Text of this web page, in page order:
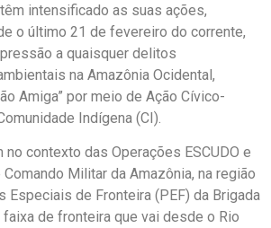
intensificado as suas ações,
o último 21 de fevereiro do corrente,
a quaisquer delitos
na Amazônia Ocidental,
Amiga” por meio de Ação Cívico-
Indígena (CI).
contexto das Operações ESCUDO e
Comando Militar da Amazônia, na região
Especiais de Fronteira (PEF) da Brigada
de fronteira que vai desde o Rio